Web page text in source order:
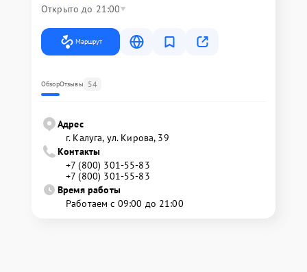
Открыто до 21:00
Маршрут
ОбзорОтзывы 54
Адрес
г. Калуга, ул. Кирова, 39
Контакты
+7 (800) 301-55-83
+7 (800) 301-55-83
Время работы
Работаем с 09:00 до 21:00